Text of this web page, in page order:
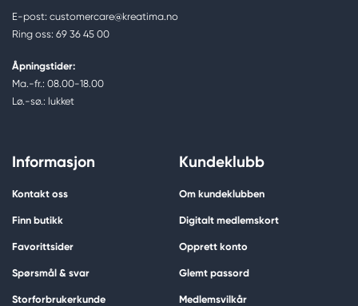
E-post: customercare@kreatima.no
Ring oss: 69 36 45 00
Åpningstider:
Ma.-fr.: 08.00-18.00
Lø.-sø.: lukket
Informasjon
Kontakt oss
Finn butikk
Favorittsider
Spørsmål & svar
Storforbrukerkunde
Kundeklubb
Om kundeklubben
Digitalt medlemskort
Opprett konto
Glemt passord
Medlemsvilkår